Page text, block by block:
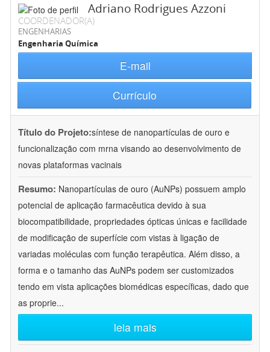
Adriano Rodrigues Azzoni
COORDENADOR(A)
ENGENHARIAS
Engenharia Química
E-mail
Currículo
Título do Projeto:síntese de nanopartículas de ouro e
funcionalização com mrna visando ao desenvolvimento de
novas plataformas vacinais
Resumo: Nanopartículas de ouro (AuNPs) possuem amplo
potencial de aplicação farmacêutica devido à sua
biocompatibilidade, propriedades ópticas únicas e facilidade
de modificação de superfície com vistas à ligação de
variadas moléculas com função terapêutica. Além disso, a
forma e o tamanho das AuNPs podem ser customizados
tendo em vista aplicações biomédicas específicas, dado que
as proprie...
leia mais